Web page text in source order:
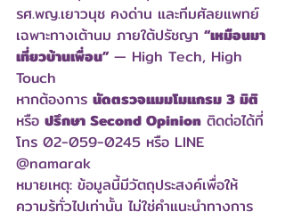
รศ.พญ.เยาวนุช คงด่าน และทีมศัลยแพทย์
เฉพาะทางเต้านม ภายใต้ปรัชญา “เหมือนมา
เที่ยวบ้านเพื่อน” — High Tech, High
Touch
หากต้องการ นัดตรวจแมมโมแกรม 3 มิติ
หรือ ปรึกษา Second Opinion ติดต่อได้ที่
โทร 02-059-0245 หรือ LINE
@namarak
หมายเหตุ: ข้อมูลนี้มีวัตถุประสงค์เพื่อให้
ความรู้ทั่วไปเท่านั้น ไม่ใช่คำแนะนำทางการ